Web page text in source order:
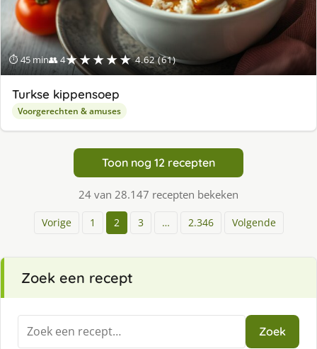
⏱ 45 min👥 4★★★★★ 4.62 (61)
Turkse kippensoep
Voorgerechten & amuses
Toon nog 12 recepten
24 van 28.147 recepten bekeken
Vorige 1 2 3 … 2.346 Volgende
Zoek een recept
Zoeken
naar:
Zoek